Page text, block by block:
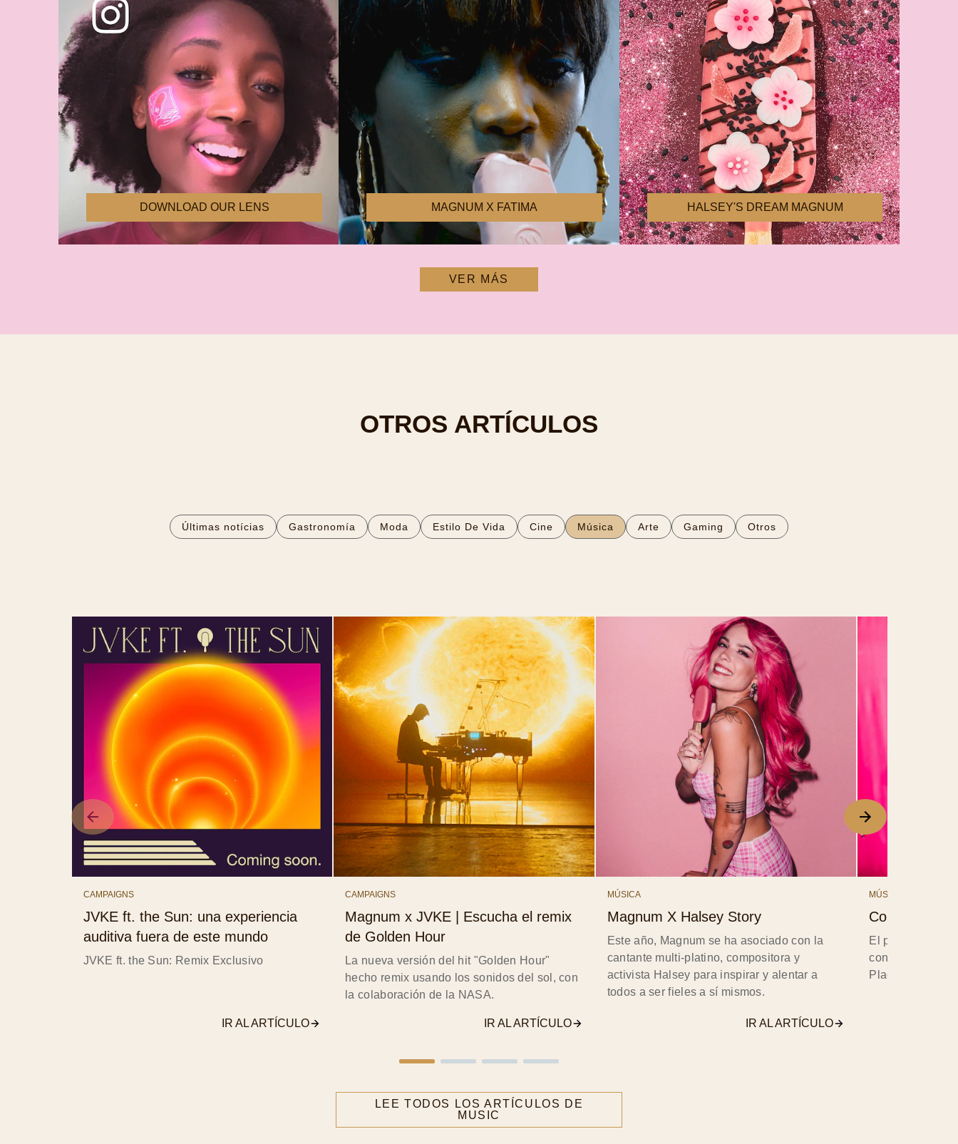
DOWNLOAD OUR LENS MAGNUM X FATIMA HALSEY'S DREAM MAGNUM
VER MÁS
OTROS ARTÍCULOS
Últimas notícias Gastronomía Moda Estilo De Vida Cine Música Arte Gaming Otros
CAMPAIGNS
JVKE ft. the Sun: una experiencia
auditiva fuera de este mundo
JVKE ft. the Sun: Remix Exclusivo
IR AL ARTÍCULO
CAMPAIGNS
Magnum x JVKE | Escucha el remix
de Golden Hour
La nueva versión del hit "Golden Hour"
hecho remix usando los sonidos del sol, con
la colaboración de la NASA.
IR AL ARTÍCULO
MÚSICA
Magnum X Halsey Story
Este año, Magnum se ha asociado con la
cantante multi-platino, compositora y
activista Halsey para inspirar y alentar a
todos a ser fieles a sí mismos.
IR AL ARTÍCULO
MÚSICA
Concierto
El pasado 16
concierto virtual
Placer de
LEE TODOS LOS ARTÍCULOS DE
MUSIC